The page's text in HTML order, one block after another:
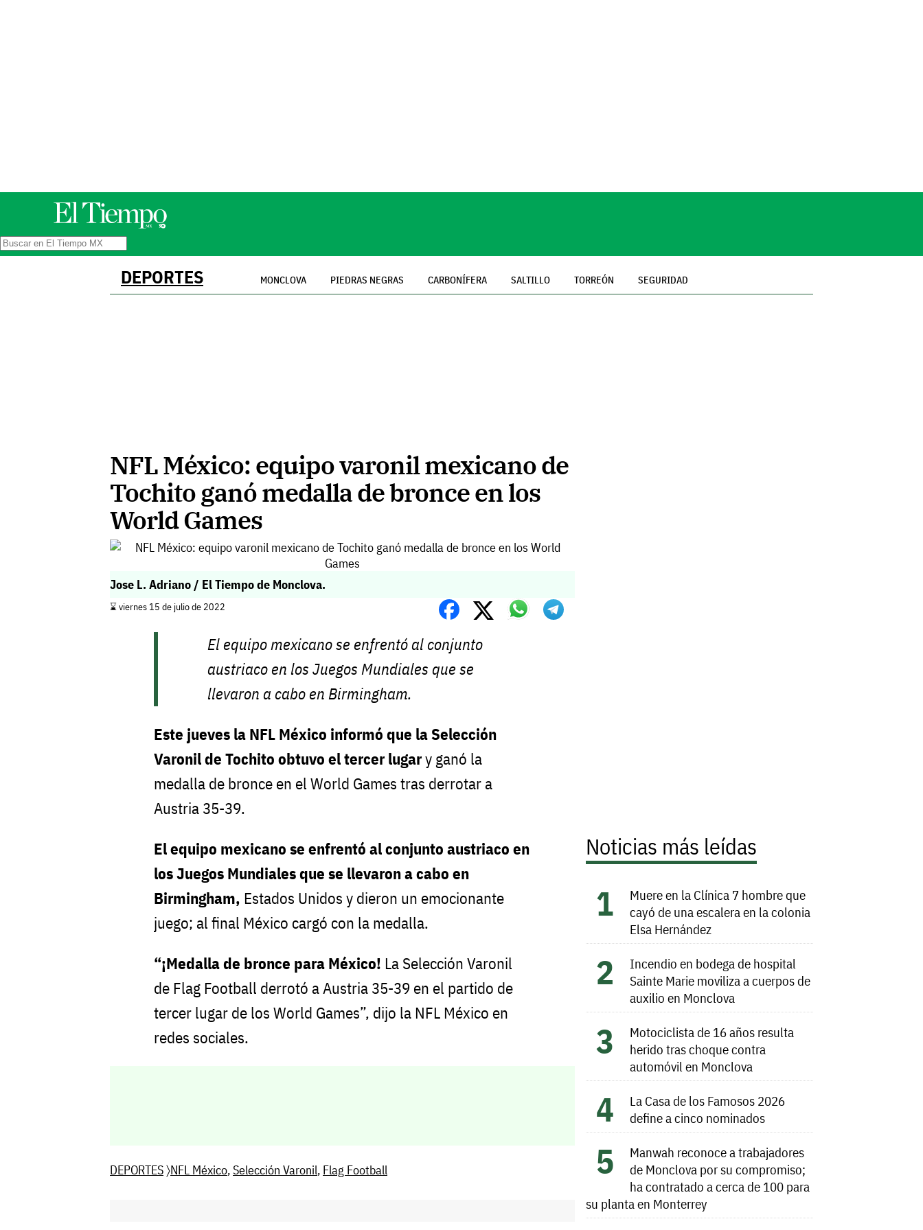
DEPORTES MONCLOVA PIEDRAS NEGRAS CARBONÍFERA SALTILLO TORREÓN SEGURIDAD
NFL México: equipo varonil mexicano de
Tochito ganó medalla de bronce en los
World Games
Jose L. Adriano / El Tiempo de Monclova.
⌛️ viernes 15 de julio de 2022
El equipo mexicano se enfrentó al conjunto
austriaco en los Juegos Mundiales que se
llevaron a cabo en Birmingham.
Este jueves la NFL México informó que la Selección
Varonil de Tochito obtuvo el tercer lugary ganó la
medalla de bronce en el World Games tras derrotar a
Austria 35-39.
El equipo mexicano se enfrentó al conjunto austriaco en
los Juegos Mundiales que se llevaron a cabo en
Birmingham, Estados Unidos y dieron un emocionante
juego; al final México cargó con la medalla.
“¡Medalla de bronce para México! La Selección Varonil
de Flag Football derrotó a Austria 35-39 en el partido de
tercer lugar de los World Games”, dijo la NFL México en
redes sociales.
DEPORTES〉NFL México, Selección Varonil, Flag Football
Noticias más leídas
Muere en la Clínica 7 hombre que
cayó de una escalera en la colonia
Elsa Hernández
Incendio en bodega de hospital
Sainte Marie moviliza a cuerpos de
auxilio en Monclova
Motociclista de 16 años resulta
herido tras choque contra
automóvil en Monclova
La Casa de los Famosos 2026
define a cinco nominados
Manwah reconoce a trabajadores
de Monclova por su compromiso;
ha contratado a cerca de 100 para
su planta en Monterrey